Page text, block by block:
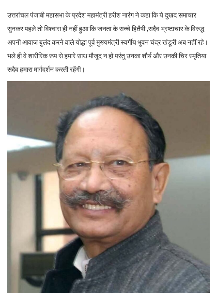
उत्तरांचल पंजाबी महासभा के प्रदेश महामंत्री हरीश नारंग ने कहा कि ये दुखद समाचार
सुनकर पहले तो विश्वास ही नहीं हुआ कि जनता के सच्चे हितैषी ,सदैव भ्रष्टाचार के विरुद्ध
अपनी आवाज बुलंद करने वाले योद्धा पूर्व मुख्यमंत्री स्वर्गीय भुवन चंद्र खंडूरी अब नहीं रहे।
भले ही वे शारीरिक रूप से हमारे साथ मौजूद न हो परंतु उनका शौर्य और उनकी चिर स्मृतिया
सदैव हमारा मार्गदर्शन करती रहेंगी।